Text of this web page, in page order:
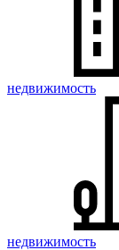
недвижимость
недвижимость